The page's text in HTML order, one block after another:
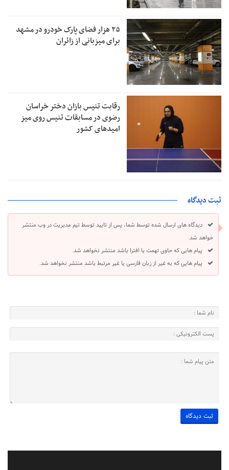
۲۵ هزار فضای پارک خودرو در مشهد
برای میزبانی از زائران
رقابت تنیس بازان دختر خراسان
رضوی در مسابقات تنیس روی میز
امیدهای کشور
ثبت دیدگاه
دیدگاه های ارسال شده توسط شما، پس از تایید توسط تیم مدیریت در وب منتشر
خواهد شد.
پیام هایی که حاوی تهمت یا افترا باشد منتشر نخواهد شد.
پیام هایی که به غیر از زبان فارسی یا غیر مرتبط باشد منتشر نخواهد شد.